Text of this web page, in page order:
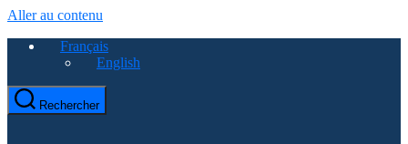
Aller au contenu
Français
English
Rechercher